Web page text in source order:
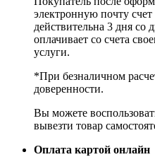
электронную почту
действительна 3 дня со
оплачивает со счета
услуги.
*При безналичном
доверенности.
Вы можете
вывезти товар
Оплата картой онлайн